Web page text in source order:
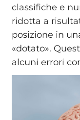
classifiche e
ridotta a
posizione in
«dotato».
alcuni errori